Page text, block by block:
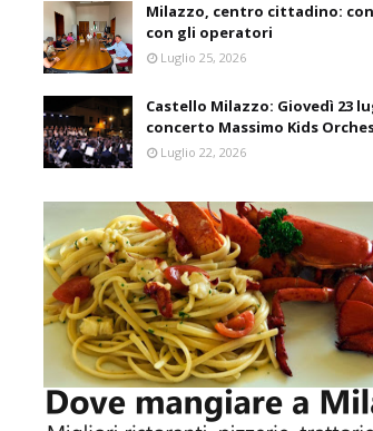
Milazzo, centro cittadino:
con gli operatori
Luglio 25, 2026
Castello Milazzo: Giovedì 23
concerto Massimo Kids
Luglio 22, 2026